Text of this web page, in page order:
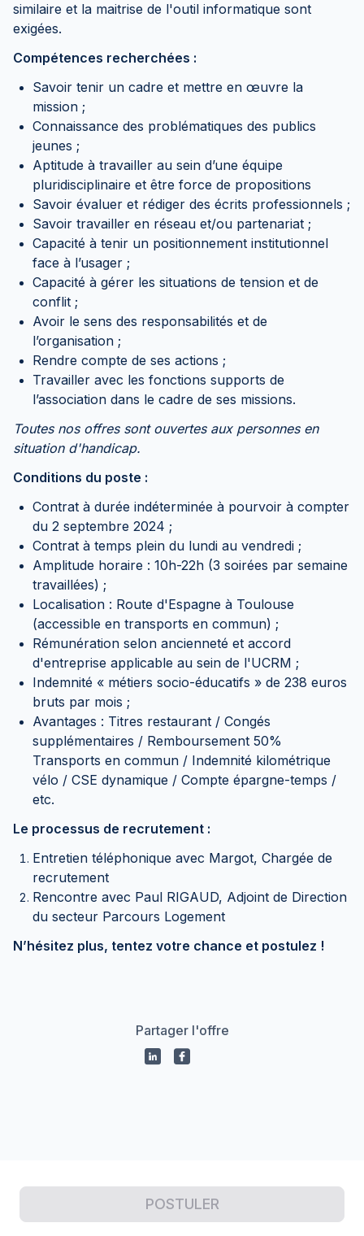
similaire et la maitrise de l'outil informatique sont
exigées.
Compétences recherchées :
Savoir tenir un cadre et mettre en œuvre la
mission ;
Connaissance des problématiques des publics
jeunes ;
Aptitude à travailler au sein d’une équipe
pluridisciplinaire et être force de propositions
Savoir évaluer et rédiger des écrits professionnels ;
Savoir travailler en réseau et/ou partenariat ;
Capacité à tenir un positionnement institutionnel
face à l’usager ;
Capacité à gérer les situations de tension et de
conflit ;
Avoir le sens des responsabilités et de
l’organisation ;
Rendre compte de ses actions ;
Travailler avec les fonctions supports de
l’association dans le cadre de ses missions.
Toutes nos offres sont ouvertes aux personnes en
situation d'handicap.
Conditions du poste :
Contrat à durée indéterminée à pourvoir à compter
du 2 septembre 2024 ;
Contrat à temps plein du lundi au vendredi ;
Amplitude horaire : 10h-22h (3 soirées par semaine
travaillées) ;
Localisation : Route d'Espagne à Toulouse
(accessible en transports en commun) ;
Rémunération selon ancienneté et accord
d'entreprise applicable au sein de l'UCRM ;
Indemnité « métiers socio-éducatifs » de 238 euros
bruts par mois ;
Avantages : Titres restaurant / Congés
supplémentaires / Remboursement 50%
Transports en commun / Indemnité kilométrique
vélo / CSE dynamique / Compte épargne-temps /
etc.
Le processus de recrutement :
Entretien téléphonique avec Margot, Chargée de
recrutement
Rencontre avec Paul RIGAUD, Adjoint de Direction
du secteur Parcours Logement
N’hésitez plus, tentez votre chance et postulez !
POSTULER
Partager l'offre
Propulsé par